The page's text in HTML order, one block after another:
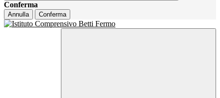
Conferma
Annulla Conferma